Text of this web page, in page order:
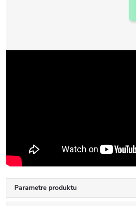
Parametre produktu